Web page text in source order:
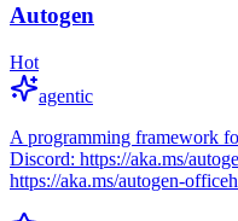
Autogen
Hot
agentic
A programming framework
Discord: https://aka.ms/
https://aka.ms/autogen-